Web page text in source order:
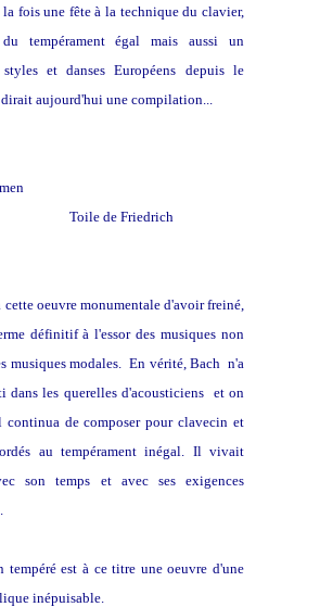
la fois une fête à la technique du clavier,
tempérament égal mais aussi un
et danses Européens depuis le
aujourd'hui une compilation...
Friedrich
cette oeuvre monumentale d'avoir freiné,
définitif à l'essor des musiques non
musiques modales. En vérité, Bach n'a
dans les querelles d'acousticiens et on
continua de composer pour clavecin et
au tempérament inégal. Il vivait
son temps et avec ses exigences
tempéré est à ce titre une oeuvre d'une
inépuisable.